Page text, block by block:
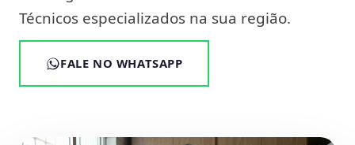
Técnicos especializados na sua região.
FALE NO WHATSAPP